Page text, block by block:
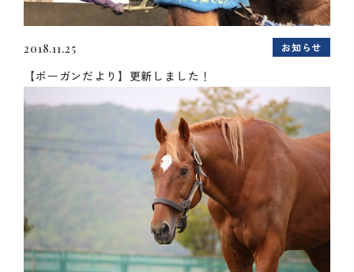
2018.11.25 お知らせ
【ボーガンだより】更新しました！